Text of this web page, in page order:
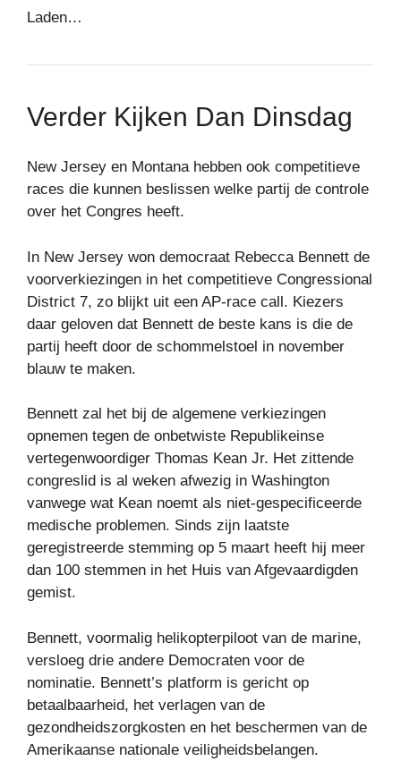
Laden…
Verder Kijken Dan Dinsdag
New Jersey en Montana hebben ook competitieve
races die kunnen beslissen welke partij de controle
over het Congres heeft.
In New Jersey won democraat Rebecca Bennett de
voorverkiezingen in het competitieve Congressional
District 7, zo blijkt uit een AP-race call. Kiezers
daar geloven dat Bennett de beste kans is die de
partij heeft door de schommelstoel in november
blauw te maken.
Bennett zal het bij de algemene verkiezingen
opnemen tegen de onbetwiste Republikeinse
vertegenwoordiger Thomas Kean Jr. Het zittende
congreslid is al weken afwezig in Washington
vanwege wat Kean noemt als niet-gespecificeerde
medische problemen. Sinds zijn laatste
geregistreerde stemming op 5 maart heeft hij meer
dan 100 stemmen in het Huis van Afgevaardigden
gemist.
Bennett, voormalig helikopterpiloot van de marine,
versloeg drie andere Democraten voor de
nominatie. Bennett’s platform is gericht op
betaalbaarheid, het verlagen van de
gezondheidszorgkosten en het beschermen van de
Amerikaanse nationale veiligheidsbelangen.